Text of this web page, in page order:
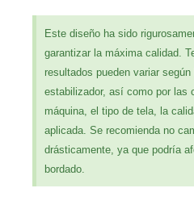
Este diseño ha sido
garantizar la máxima calidad.
resultados pueden variar
estabilizador, así como por las
máquina, el tipo de tela, la
aplicada. Se recomienda no
drásticamente, ya que podría
bordado.